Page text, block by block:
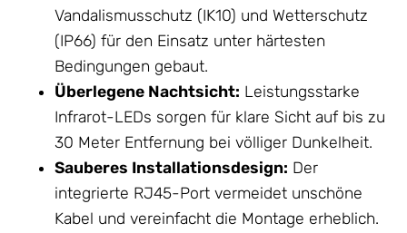
Vandalismusschutz (IK10) und Wetterschutz
(IP66) für den Einsatz unter härtesten
Bedingungen gebaut.
Überlegene Nachtsicht: Leistungsstarke
Infrarot-LEDs sorgen für klare Sicht auf bis zu
30 Meter Entfernung bei völliger Dunkelheit.
Sauberes Installationsdesign: Der
integrierte RJ45-Port vermeidet unschöne
Kabel und vereinfacht die Montage erheblich.